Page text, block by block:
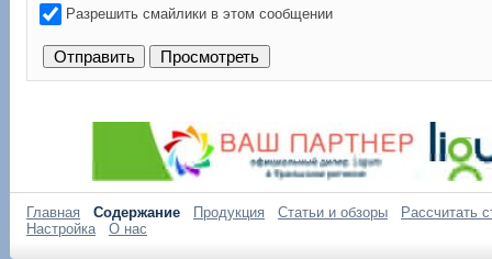
Разрешить смайлики в этом сообщении
Главная Содержание Продукция Статьи и обзоры
Рассчитать
Настройка
О нас